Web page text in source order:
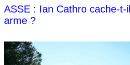
ASSE : Ian Cathro cache-t-
arme ?